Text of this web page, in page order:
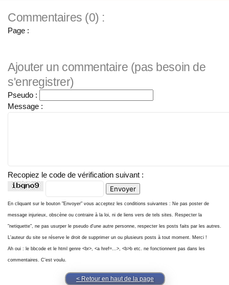
Commentaires (0) :
Page :
Ajouter un commentaire (pas besoin de
s'enregistrer)
Pseudo :
Message :
Recopiez le code de vérification suivant :
En cliquant sur le bouton "Envoyer" vous acceptez les conditions suivantes : Ne pas poster de
message injurieux, obscène ou contraire à la loi, ni de liens vers de tels sites. Respecter la
"netiquette", ne pas usurper le pseudo d'une autre personne, respecter les posts faits par les autres.
L'auteur du site se réserve le droit de supprimer un ou plusieurs posts à tout moment. Merci !
Ah oui : le bbcode et le html genre <br>, <a href=...>, <b>b etc. ne fonctionnent pas dans les
commentaires. C'est voulu.
< Retour en haut de la page